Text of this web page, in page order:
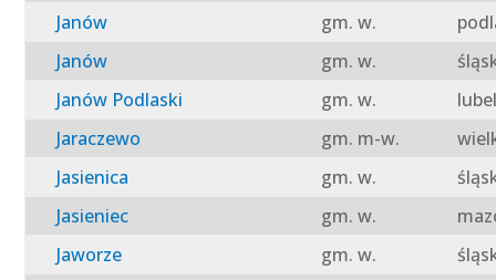
Janów gm. w.
Janów
gm. w.
Janów Podlaski
gm. w.
Jaraczewo
gm. m-w.
Jasienica
gm. w.
Jasieniec
gm. w.
Jaworze
gm. w.